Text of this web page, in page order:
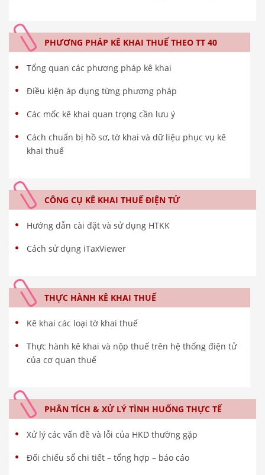
PHƯƠNG PHÁP KÊ KHAI THUẾ THEO TT 40
Tổng quan các phương pháp kê khai
Điều kiện áp dụng từng phương pháp
Các mốc kê khai quan trọng cần lưu ý
Cách chuẩn bị hồ sơ, tờ khai và dữ liệu phục vụ kê
khai thuế
CÔNG CỤ KÊ KHAI THUẾ ĐIỆN TỬ
Hướng dẫn cài đặt và sử dụng HTKK
Cách sử dụng iTaxViewer
THỰC HÀNH KÊ KHAI THUẾ
Kê khai các loại tờ khai thuế
Thực hành kê khai và nộp thuế trên hệ thống điện tử
của cơ quan thuế
PHÂN TÍCH & XỬ LÝ TÌNH HUỐNG THỰC TẾ
Xử lý các vấn đề và lỗi của HKD thường gặp
Đối chiếu sổ chi tiết – tổng hợp – báo cáo